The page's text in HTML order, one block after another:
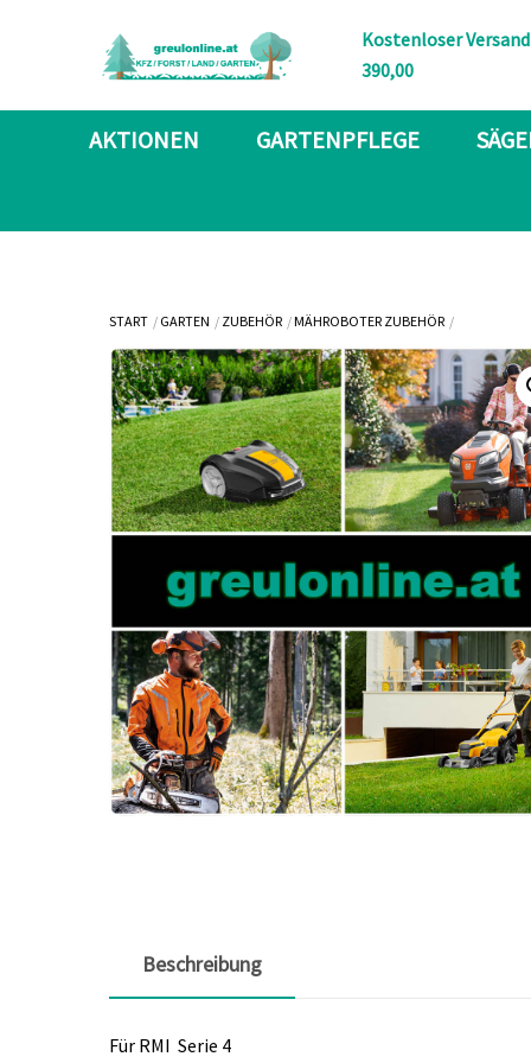
Kostenloser
390,00
AKTIONEN GARTENPFLEGE
START GARTEN ZUBEHÖR MÄHROBOTER ZUBEHÖR
Beschreibung
Für RMI Serie 4